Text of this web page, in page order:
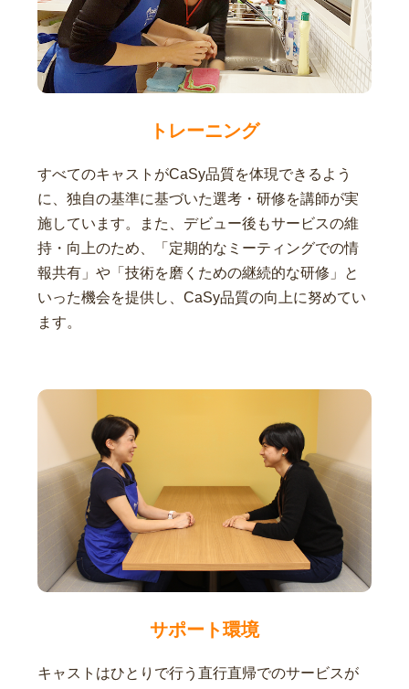
トレーニング
すべてのキャストがCaSy品質を体現できるよう
に、独自の基準に基づいた選考・研修を講師が実
施しています。また、デビュー後もサービスの維
持・向上のため、「定期的なミーティングでの情
報共有」や「技術を磨くための継続的な研修」と
いった機会を提供し、CaSy品質の向上に努めてい
ます。
サポート環境
キャストはひとりで行う直行直帰でのサービスが